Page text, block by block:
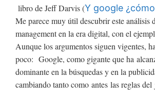
libro de Jeff Darvis(Y google
Me parece muy útil descubrir este análisis
management en la era digital, con el
Aunque los argumentos siguen vigentes,
poco: Google, como gigante que ha
dominante en la búsquedas y en la
cambiando tanto como antes las reglas del